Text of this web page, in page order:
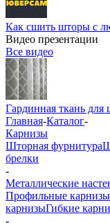
Как сшить шторы с
Видео презентации
Все видео
Гардинная ткань для
Главная-Каталог-
Карнизы
Шторная фурнитура
брелки
-
Металлические
Профильные
карнизыГибкие
-